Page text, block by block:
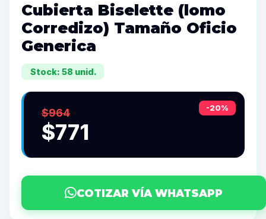
Cubierta Biselette (lomo
Corredizo) Tamaño Oficio
Generica
Stock: 58 unid.
-20%
$964
$771
COTIZAR VÍA WHATSAPP